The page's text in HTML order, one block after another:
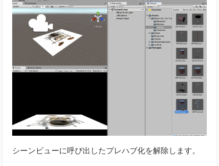
シーンビューに呼び出したプレハブ化を解除します。